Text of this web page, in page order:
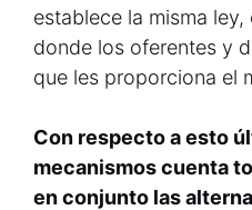
establece la misma
donde los oferentes y
que les proporciona el
Con respecto a esto
mecanismos cuenta
en conjunto las